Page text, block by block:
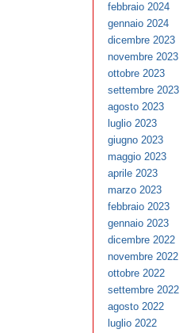
febbraio 2024
gennaio 2024
dicembre 2023
novembre 2023
ottobre 2023
settembre 2023
agosto 2023
luglio 2023
giugno 2023
maggio 2023
aprile 2023
marzo 2023
febbraio 2023
gennaio 2023
dicembre 2022
novembre 2022
ottobre 2022
settembre 2022
agosto 2022
luglio 2022